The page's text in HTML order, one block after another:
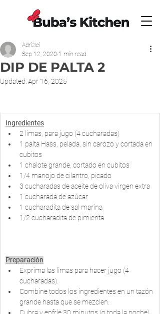
DIP DE PALTA 2
Adrizlei
Sep 12, 2020 1 min read
Updated:Apr 16, 2025
Ingredientes
2 limas, para jugo (4 cucharadas)
1 palta Hass, pelada, sin carozo y cortada en
cubitos
1 chalote grande, cortado en cubitos
1/4 manojo de cilantro, picado
3 cucharadas de aceite de oliva virgen extra
1 cucharada de azúcar
1 cucharadita de sal marina
1/2 cucharadita de pimienta
Preparación
Exprima las limas para hacer jugo (4
cucharadas).
Combine todos los ingredientes en un tazón
grande hasta que se mezclen.